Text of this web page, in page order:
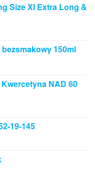
Size Xl Extra Long &
150ml
NAD 60
19-145